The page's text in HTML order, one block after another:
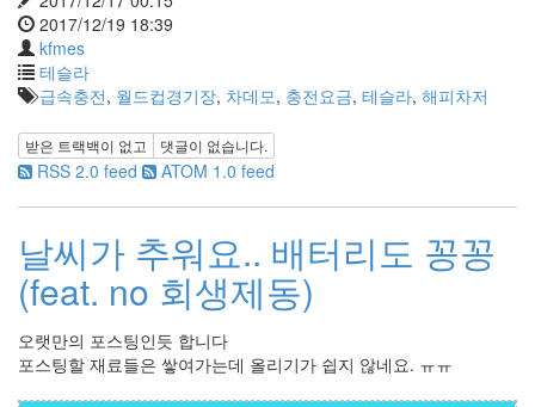
2017/12/19 18:39
kfmes
테슬라
급속충전, 월드컵경기장, 차데모, 충전요금, 테슬라, 해피차저
받은 트랙백이 없고 댓글이 없습니다.
RSS 2.0 feed ATOM 1.0 feed
날씨가 추워요.. 배터리도 꽁꽁
(feat. no 회생제동)
오랫만의 포스팅인듯 합니다
포스팅할 재료들은 쌓여가는데 올리기가 쉽지 않네요. ㅠㅠ